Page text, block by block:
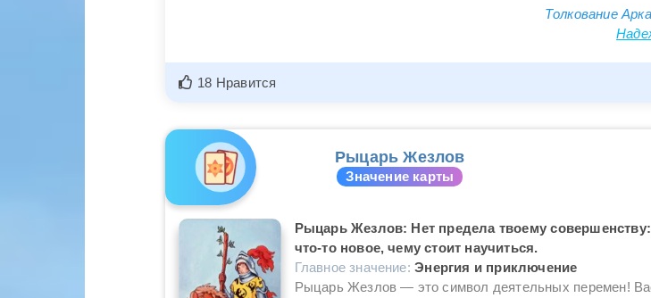
Толкование
18 Нравится
Рыцарь Жезлов
Значение карты
Рыцарь Жезлов: Нет предела твоему совершенству:
что-то новое, чему стоит научиться.
Главное значение:Энергия и приключение
Рыцарь Жезлов — это символ деятельных перемен!